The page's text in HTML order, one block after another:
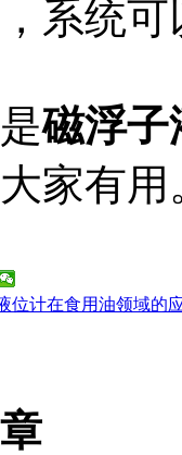
系统
磁浮子
家有用
位计在食用油领域的